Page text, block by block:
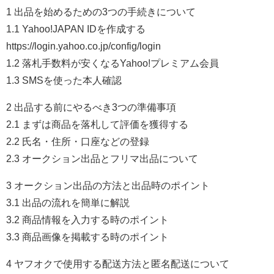
1 出品を始めるための3つの手続きについて
1.1 Yahoo!JAPAN IDを作成する
https://login.yahoo.co.jp/config/login
1.2 落札手数料が安くなるYahoo!プレミアム会員
1.3 SMSを使った本人確認
2 出品する前にやるべき3つの準備事項
2.1 まずは商品を落札して評価を獲得する
2.2 氏名・住所・口座などの登録
2.3 オークション出品とフリマ出品について
3 オークション出品の方法と出品時のポイント
3.1 出品の流れを簡単に解説
3.2 商品情報を入力する時のポイント
3.3 商品画像を掲載する時のポイント
4 ヤフオクで使用する配送方法と匿名配送について